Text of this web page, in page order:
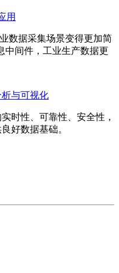
用
数据采集场景变得更加简
中间件，工业生产数据更
与可视化
时性、可靠性、安全性，
好数据基础。